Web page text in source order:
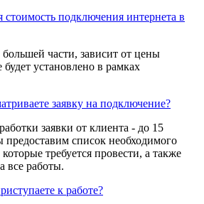
стоимость подключения интернета в
части, зависит от цены
будет установлено в рамках
заявку на подключение?
заявки от клиента - до 15
список необходимого
требуется провести, а также
все работы.
к работе?